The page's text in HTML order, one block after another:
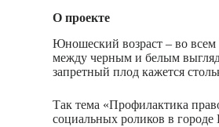
О проекте
Юношеский возраст – во всем
между черным и белым
запретный плод кажется
Так тема «Профилактика
социальных роликов в городе